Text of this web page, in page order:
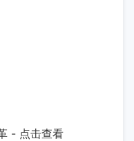
- 点击查看